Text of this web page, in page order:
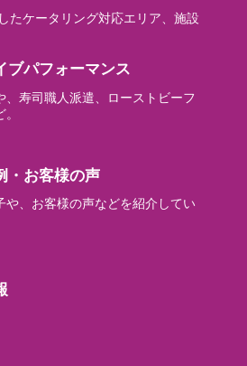
たケータリング対応エリア、施設
パフォーマンス
、寿司職人派遣、ローストビーフ
お客様の声
や、お客様の声などを紹介してい